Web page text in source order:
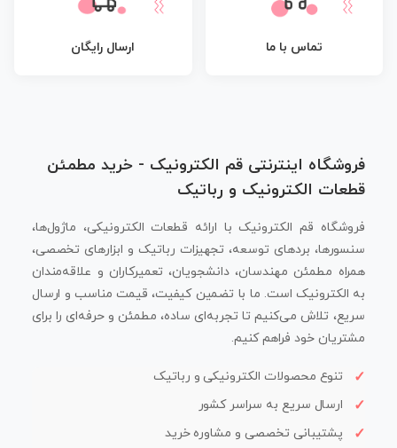
تماس با ما ارسال رایگان
فروشگاه اینترنتی قم الکترونیک - خرید مطمئن
قطعات الکترونیک و رباتیک
فروشگاه قم الکترونیک با ارائه قطعات الکترونیکی، ماژول‌ها،
سنسورها، بردهای توسعه، تجهیزات رباتیک و ابزارهای تخصصی،
همراه مطمئن مهندسان، دانشجویان، تعمیرکاران و علاقه‌مندان
به الکترونیک است. ما با تضمین کیفیت، قیمت مناسب و ارسال
سریع، تلاش می‌کنیم تا تجربه‌ای ساده، مطمئن و حرفه‌ای را برای
مشتریان خود فراهم کنیم.
تنوع محصولات الکترونیکی و رباتیک
ارسال سریع به سراسر کشور
پشتیبانی تخصصی و مشاوره خرید